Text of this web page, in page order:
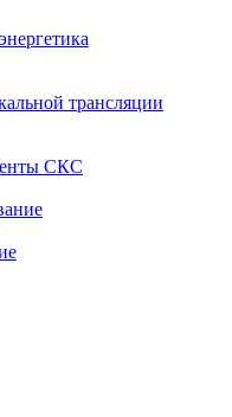
трансляции
СКС